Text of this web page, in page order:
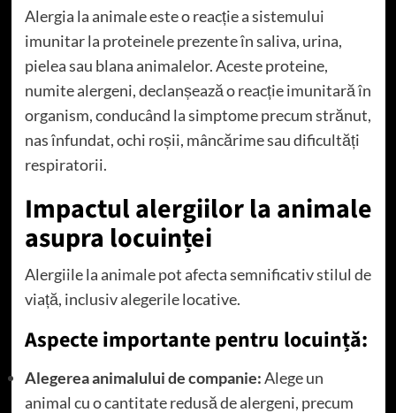
Alergia la animale este o reacție a sistemului
imunitar la proteinele prezente în saliva, urina,
pielea sau blana animalelor. Aceste proteine,
numite alergeni, declanșează o reacție imunitară în
organism, conducând la simptome precum strănut,
nas înfundat, ochi roșii, mâncărime sau dificultăți
respiratorii.
Impactul alergiilor la animale
asupra locuinței
Alergiile la animale pot afecta semnificativ stilul de
viață, inclusiv alegerile locative.
Aspecte importante pentru locuință:
Alegerea animalului de companie:Alege un
animal cu o cantitate redusă de alergeni, precum